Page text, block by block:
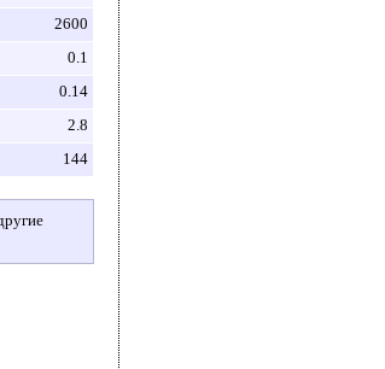
2600
0.1
0.14
2.8
144